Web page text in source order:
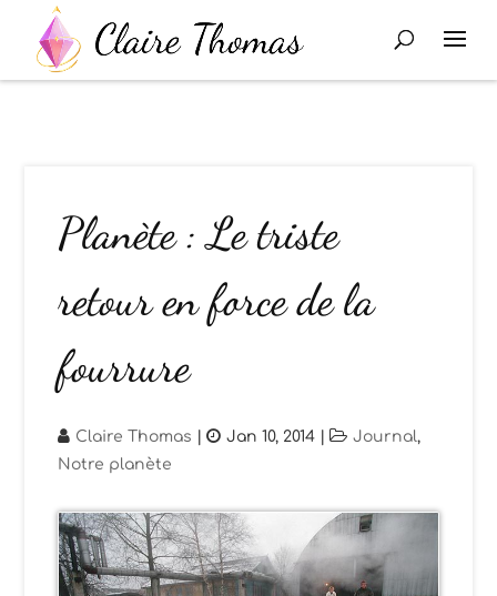
Planète : Le triste
retour en force de la
fourrure
Claire Thomas | Jan 10, 2014 | Journal,
Notre planète